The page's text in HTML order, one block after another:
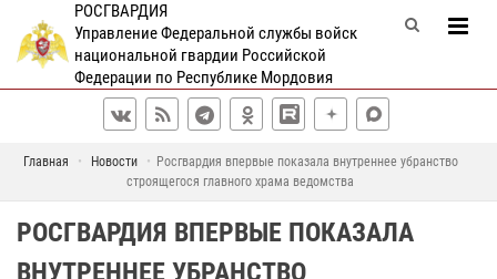
РОСГВАРДИЯ
Управление Федеральной службы войск
национальной гвардии Российской
Федерации по Республике Мордовия
Главная Новости
Росгвардия впервые показала внутреннее убранство
строящегося главного храма ведомства
РОСГВАРДИЯ ВПЕРВЫЕ ПОКАЗАЛА
ВНУТРЕННЕЕ УБРАНСТВО